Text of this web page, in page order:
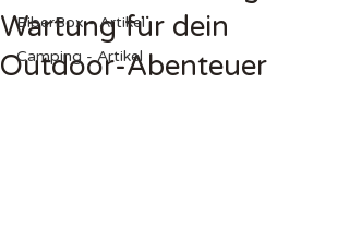
BiberBox - Artikel
Camping - Artikel
Wartung für dein
Outdoor-Abenteuer